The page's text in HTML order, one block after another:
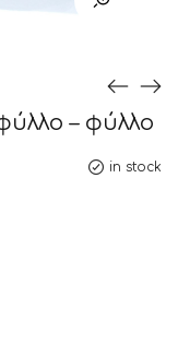
– φύλλο
in stock